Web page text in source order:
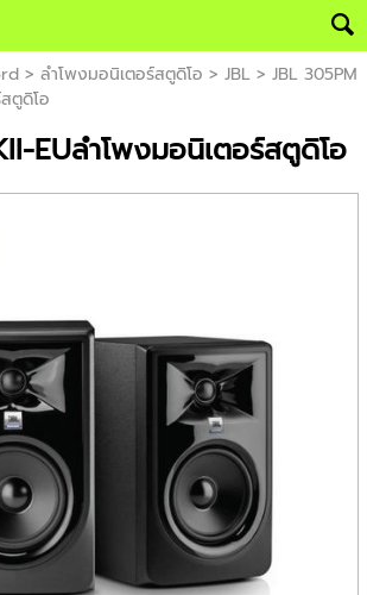
> ลำโพงมอนิเตอร์สตูดิโอ > JBL> JBL 305PM
ตูดิโอ
EUลำโพงมอนิเตอร์สตูดิโอ